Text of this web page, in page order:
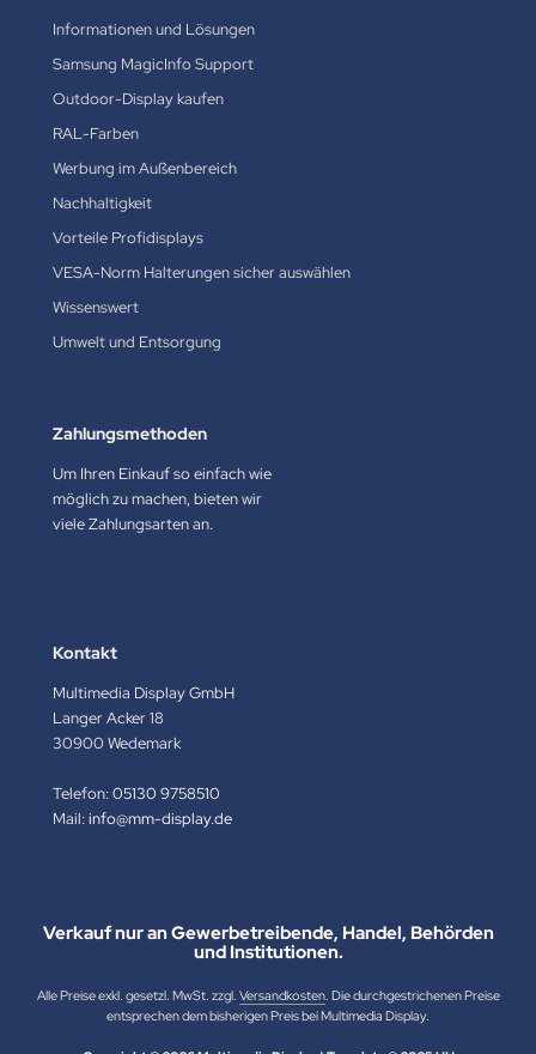
Informationen und Lösungen
Samsung MagicInfo Support
Outdoor-Display kaufen
RAL-Farben
Werbung im Außenbereich
Nachhaltigkeit
Vorteile Profidisplays
VESA-Norm Halterungen sicher auswählen
Wissenswert
Umwelt und Entsorgung
Zahlungsmethoden
Um Ihren Einkauf so einfach wie
möglich zu machen, bieten wir
viele Zahlungsarten an.
Kontakt
Multimedia Display GmbH
Langer Acker 18
30900 Wedemark
Telefon:05130 9758510
Mail:info@mm-display.de
Verkauf nur an Gewerbetreibende, Handel, Behörden
und Institutionen.
Alle Preise exkl. gesetzl. MwSt. zzgl. Versandkosten. Die durchgestrichenen Preise
entsprechen dem bisherigen Preis bei Multimedia Display.